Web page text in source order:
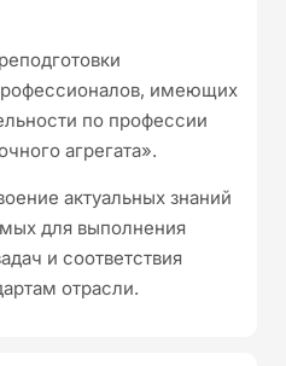
имеющих
по профессии
агрегата».
актуальных знаний
для выполнения
и соответствия
отрасли.